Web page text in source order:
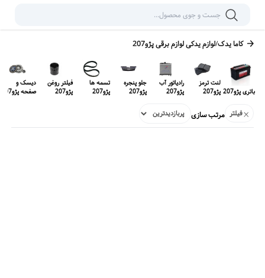
کاما یدک/لوازم یدکیلوازم برقی پژو207
باتری پژو207
لنت ترمز
پژو207
رادیاتور آب
پژو207
جلو پنجره
پژو207
تسمه ها
پژو207
فیلتر روغن
پژو207
دیسک و
صفحه پژو207
فیلتر مرتب سازی